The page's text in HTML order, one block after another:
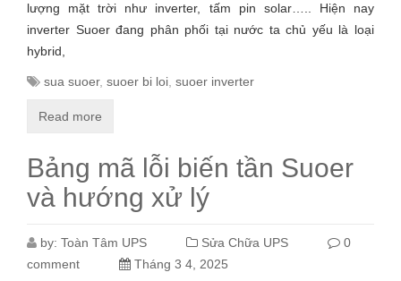
lượng mặt trời như inverter, tấm pin solar….. Hiện nay
inverter Suoer đang phân phối tại nước ta chủ yếu là loại
hybrid,
sua suoer, suoer bi loi suoer inverter
Read more
Bảng mã lỗi biến tần Suoer
và hướng xử lý
by: Toàn Tâm UPS Sửa Chữa UPS
0
comment
Tháng 3 4, 2025